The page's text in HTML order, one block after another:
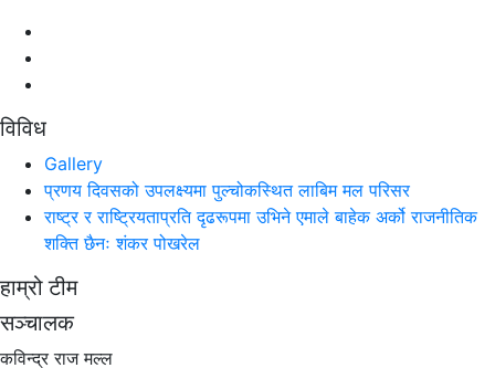
विविध
Gallery
प्रणय दिवसको उपलक्ष्यमा पुल्चोकस्थित लाबिम मल परिसर
राष्ट्र र राष्ट्रियताप्रति दृढरूपमा उभिने एमाले बाहेक अर्को राजनीतिक
शक्ति छैनः शंकर पोखरेल
हाम्रो टीम
सञ्चालक
कविन्द्र राज मल्ल